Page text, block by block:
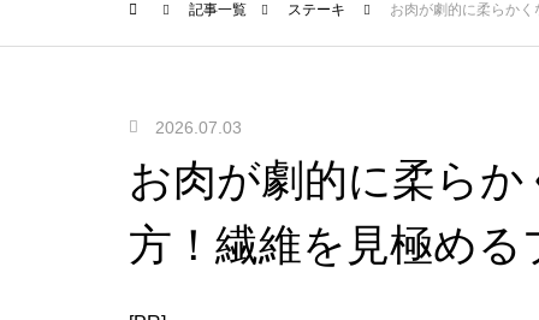
記事一覧 ステーキ お肉が劇的に柔らか
2026.07.03
お肉が劇的に柔ら
方！繊維を見極める